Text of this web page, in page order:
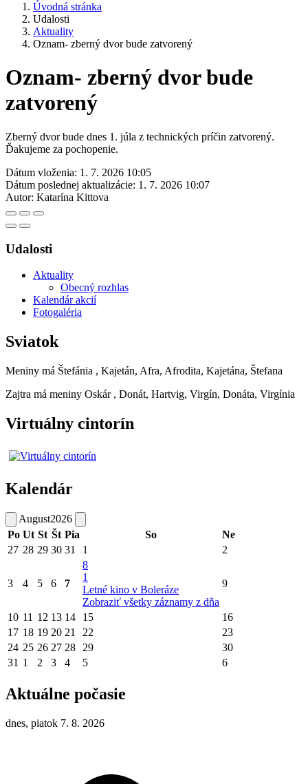
Úvodná stránka
Udalosti
Aktuality
Oznam- zberný dvor bude zatvorený
Oznam- zberný dvor bude
zatvorený
Zberný dvor bude dnes 1. júla z technických príčin zatvorený.
Ďakujeme za pochopenie.
Dátum vloženia: 1. 7. 2026 10:05
Dátum poslednej aktualizácie: 1. 7. 2026 10:07
Autor: Katarína Kittova
Udalosti
Aktuality
Obecný rozhlas
Kalendár akcií
Fotogaléria
Sviatok
Meniny má Štefánia , Kajetán, Afra, Afrodita, Kajetána, Štefana
Zajtra má meniny Oskár , Donát, Hartvig, Virgín, Donáta, Virgínia
Virtuálny cintorín
Kalendár
August2026
Po Ut St Št Pia So
Ne
27 28 29 30 31 1 2
3 4 5 6 7
8
1
Letné kino v Boleráze
Zobraziť všetky záznamy z dňa
9
10 11 12 13 14 15
16
17 18 19 20 21 22
23
24 25 26 27 28 29
30
31 1 2 3 4 5 6
Aktuálne počasie
dnes, piatok 7. 8. 2026